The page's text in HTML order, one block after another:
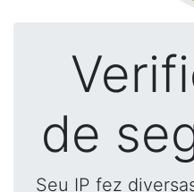
de
Seu IP fez